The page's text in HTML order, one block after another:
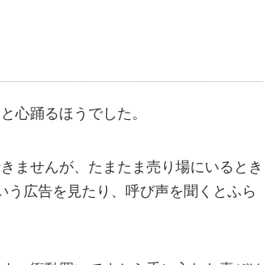
心踊るほうでした。
ませんが、たまたま売り場にいるとき
う広告を見たり、呼び声を聞くとふら